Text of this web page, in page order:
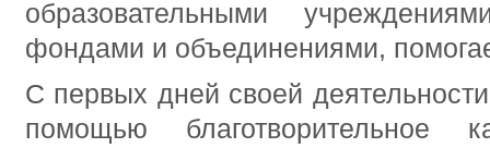
образовательными
фондами и объединениями,
С первых дней своей
помощью благотворительное